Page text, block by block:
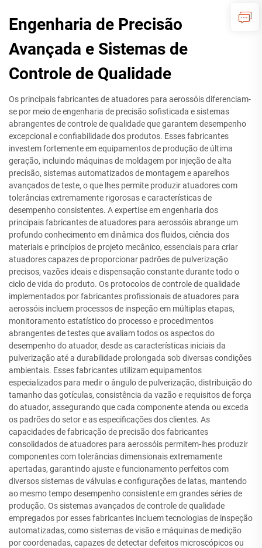
Engenharia de Precisão
Avançada e Sistemas de
Controle de Qualidade
Os principais fabricantes de atuadores para aerossóis diferenciam-
se por meio de engenharia de precisão sofisticada e sistemas
abrangentes de controle de qualidade que garantem desempenho
excepcional e confiabilidade dos produtos. Esses fabricantes
investem fortemente em equipamentos de produção de última
geração, incluindo máquinas de moldagem por injeção de alta
precisão, sistemas automatizados de montagem e aparelhos
avançados de teste, o que lhes permite produzir atuadores com
tolerâncias extremamente rigorosas e características de
desempenho consistentes. A expertise em engenharia dos
principais fabricantes de atuadores para aerossóis abrange um
profundo conhecimento em dinâmica dos fluidos, ciência dos
materiais e princípios de projeto mecânico, essenciais para criar
atuadores capazes de proporcionar padrões de pulverização
precisos, vazões ideais e dispensação constante durante todo o
ciclo de vida do produto. Os protocolos de controle de qualidade
implementados por fabricantes profissionais de atuadores para
aerossóis incluem processos de inspeção em múltiplas etapas,
monitoramento estatístico do processo e procedimentos
abrangentes de testes que avaliam todos os aspectos do
desempenho do atuador, desde as características iniciais da
pulverização até a durabilidade prolongada sob diversas condições
ambientais. Esses fabricantes utilizam equipamentos
especializados para medir o ângulo de pulverização, distribuição do
tamanho das gotículas, consistência da vazão e requisitos de força
do atuador, assegurando que cada componente atenda ou exceda
os padrões do setor e as especificações dos clientes. As
capacidades de fabricação de precisão dos fabricantes
consolidados de atuadores para aerossóis permitem-lhes produzir
componentes com tolerâncias dimensionais extremamente
apertadas, garantindo ajuste e funcionamento perfeitos com
diversos sistemas de válvulas e configurações de latas, mantendo
ao mesmo tempo desempenho consistente em grandes séries de
produção. Os sistemas avançados de controle de qualidade
empregados por esses fabricantes incluem tecnologias de inspeção
automatizadas, como sistemas de visão e máquinas de medição
por coordenadas, capazes de detectar defeitos microscópicos ou